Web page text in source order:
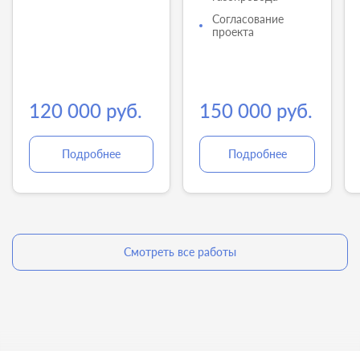
120 000 руб.
Подробнее
Согласование
проекта
150 000 руб.
Подробнее
Смотреть все работы